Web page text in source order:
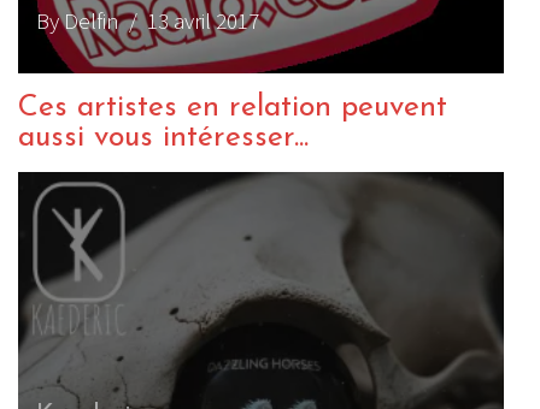
By Delfin/ 13 avril 2017
Ces artistes en relation peuvent
aussi vous intéresser...